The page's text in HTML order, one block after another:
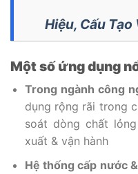
Hiệu, Cấu
Một số ứng dụng
Trong ngành công
dụng rộng rãi trong
soát dòng chất
xuất & vận hành
Hệ thống cấp nước